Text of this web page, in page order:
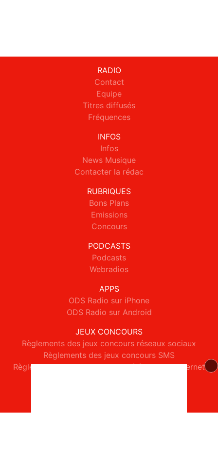
RADIO
Contact
Equipe
Titres diffusés
Fréquences
INFOS
Infos
News Musique
Contacter la rédac
RUBRIQUES
Bons Plans
Emissions
Concours
PODCASTS
Podcasts
Webradios
APPS
ODS Radio sur iPhone
ODS Radio sur Android
JEUX CONCOURS
Règlements des jeux concours réseaux sociaux
Règlements des jeux concours SMS
Règlements des jeux concours téléphone et internet